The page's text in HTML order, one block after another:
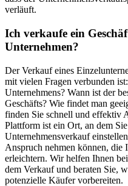
verläuft.
Ich verkaufe ein
Unternehmen?
Der Verkauf eines
mit vielen Fragen verbunden
Unternehmens? Wann ist der
Geschäfts? Wie findet man
finden Sie schnell und effektiv
Plattform ist ein Ort, an dem
Unternehmensverkauf
Anspruch nehmen können, die
erleichtern. Wir helfen Ihnen
dem Verkauf und beraten Sie,
potenzielle Käufer vorbereiten.